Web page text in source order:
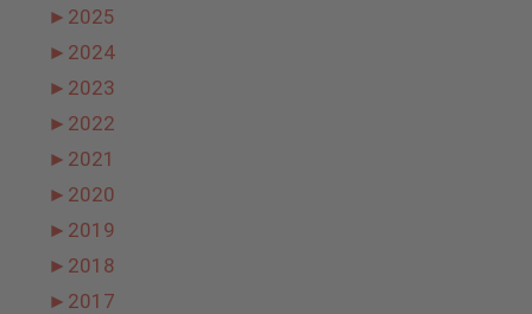
► 2025
► 2024
► 2023
► 2022
► 2021
► 2020
► 2019
► 2018
► 2017